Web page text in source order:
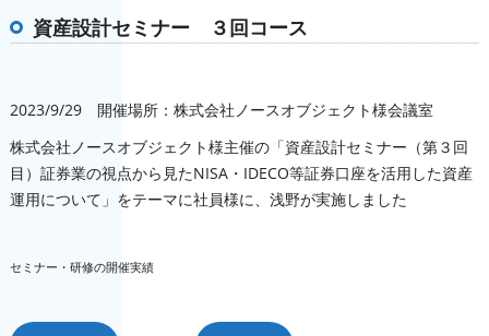
資産設計セミナー ３回コース
2023/9/29 開催場所：株式会社ノースオブジェクト様会議室
株式会社ノースオブジェクト様主催の「資産設計セミナー（第３回
目）証券業の視点から見たNISA・IDECO等証券口座を活用した資産
運用について」をテーマに社員様に、浅野が実施しました
セミナー・研修の開催実績